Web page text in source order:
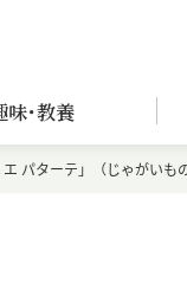
味･教養
パターテ」（じゃがいも